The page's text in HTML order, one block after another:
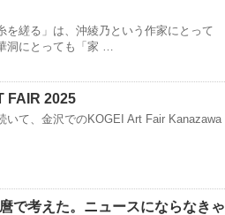
を縒る」は、沖綾乃という作家にとって
洞にとっても「家 …
FAIR 2025
いて、金沢でのKOGEI Art Fair Kanazawa
で考えた。ニュースにならなきゃ